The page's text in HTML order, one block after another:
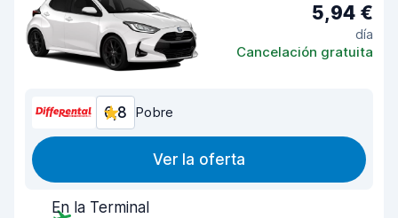
5,94 €
día
Cancelación gratuita
6,8 Pobre
Ver la oferta
En la Terminal